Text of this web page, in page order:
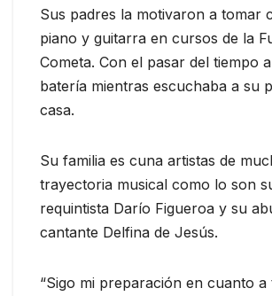
Sus padres la motivaron a tomar
piano y guitarra en cursos de la
Cometa. Con el pasar del tiempo
batería mientras escuchaba a su
casa.
Su familia es cuna artistas de
trayectoria musical como lo son
requintista Darío Figueroa y su
cantante Delfina de Jesús.
“Sigo mi preparación en cuanto a